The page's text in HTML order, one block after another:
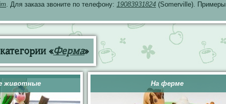
. Для заказа звоните по телефону: 19083931824 (Somerville). Примеры
«Ферма»
животные На ферме